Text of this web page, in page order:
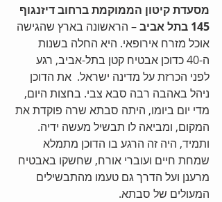
מסעדת קיטון הממוקמת ברחוב דיזנגוף
145 בתל אביב
– הראשונה בארץ שהגישה
אוכל מזרח אירופאי. היא החלה בשנות
ה-40 כדוכן אבטיח קטן בתל-אביב, רגע
לפני הכרזת על מדינה ישראל.  את הדוכן
ניהל באהבה רבה סבא צבי. בחצות היום,
מדי יום ביומו, היתה סבתא שרה פוקדת את
המקום, ומביאה לו תבשיל מעשה ידיה.
ותמיד, היה זה הרגע בו הדוכן מתמלא
שמחת חיים ועוברי אורח, שחשקו באבטיח
מרענן ועל הדרך גם טעמו מהתבשילים
המעולים של סבתא.